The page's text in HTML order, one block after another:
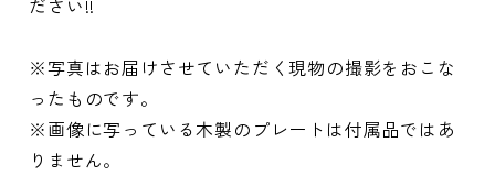
ださい!!
※写真はお届けさせていただく現物の撮影をおこな
ったものです。
※画像に写っている木製のプレートは付属品ではあ
りません。